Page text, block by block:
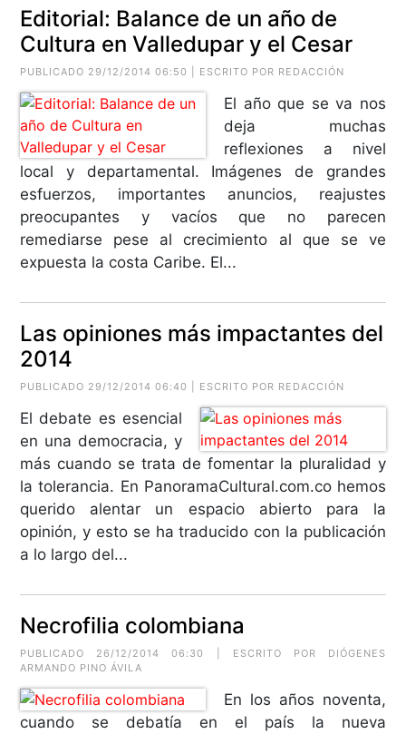
Editorial: Balance de un año de
Cultura en Valledupar y el Cesar
PUBLICADO 29/12/2014 06:50 | ESCRITO POR REDACCIÓN
El año que se va nos
deja muchas
reflexiones a nivel
local y departamental. Imágenes de grandes
esfuerzos, importantes anuncios, reajustes
preocupantes y vacíos que no parecen
remediarse pese al crecimiento al que se ve
expuesta la costa Caribe. El...
Las opiniones más impactantes del
2014
PUBLICADO 29/12/2014 06:40 | ESCRITO POR REDACCIÓN
El debate es esencial
en una democracia, y
más cuando se trata de fomentar la pluralidad y
la tolerancia. En PanoramaCultural.com.co hemos
querido alentar un espacio abierto para la
opinión, y esto se ha traducido con la publicación
a lo largo del...
Necrofilia colombiana
PUBLICADO 26/12/2014 06:30 | ESCRITO POR
DIÓGENES
ARMANDO PINO ÁVILA
En los años noventa,
cuando se debatía en el país la nueva